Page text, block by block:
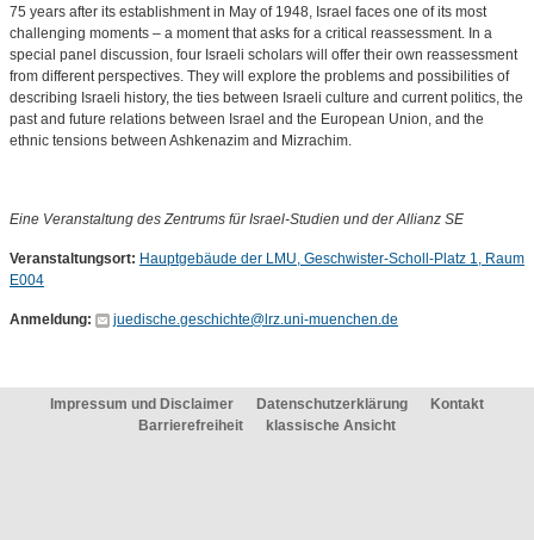
75 years after its establishment in May of 1948, Israel faces one of its most
challenging moments – a moment that asks for a critical reassessment. In a
special panel discussion, four Israeli scholars will offer their own reassessment
from different perspectives. They will explore the problems and possibilities of
describing Israeli history, the ties between Israeli culture and current politics, the
past and future relations between Israel and the European Union, and the
ethnic tensions between Ashkenazim and Mizrachim.
Eine Veranstaltung des Zentrums für Israel-Studien und der Allianz SE
Veranstaltungsort: Hauptgebäude der LMU, Geschwister-Scholl-Platz 1, Raum
E004
Anmeldung: juedische.geschichte@lrz.uni-muenchen.de
Impressum und Disclaimer Datenschutzerklärung
Kontakt
Barrierefreiheit
klassische Ansicht